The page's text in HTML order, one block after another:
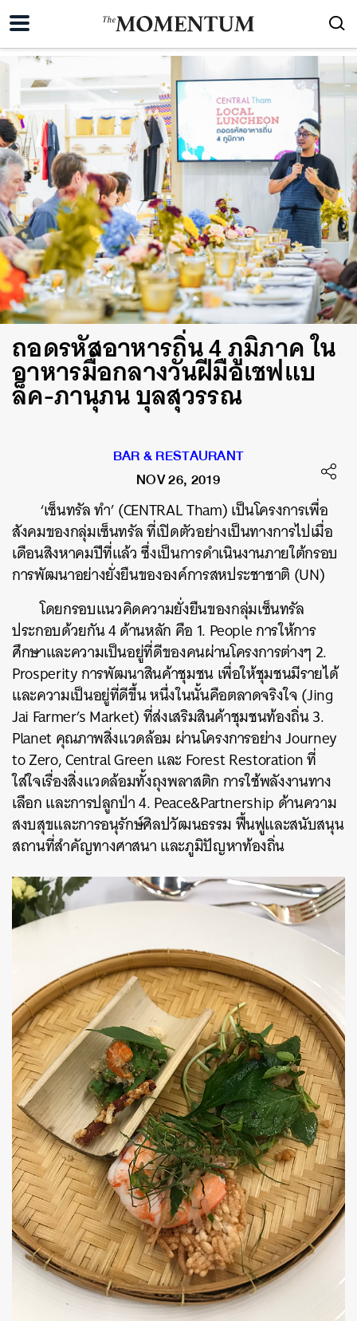
ถอดรหัสอาหารถิ่น 4 ภูมิภาค ใน
อาหารมื้อกลางวันฝีมือเชฟแบ
ล็ค-ภานุภน บุลสุวรรณ
BAR & RESTAURANT
NOV 26, 2019
‘เซ็นทรัล ทำ’ (CENTRAL Tham) เป็นโครงการเพื่อ
สังคมของกลุ่มเซ็นทรัล ที่เปิดตัวอย่างเป็นทางการไปเมื่อ
เดือนสิงหาคมปีที่แล้ว ซึ่งเป็นการดำเนินงานภายใต้กรอบ
การพัฒนาอย่างยั่งยืนขององค์การสหประชาชาติ (UN)
โดยกรอบแนวคิดความยั่งยืนของกลุ่มเซ็นทรัล
ประกอบด้วยกัน 4 ด้านหลัก คือ 1. People การให้การ
ศึกษาและความเป็นอยู่ที่ดีของคนผ่านโครงการต่างๆ 2.
Prosperity การพัฒนาสินค้าชุมชน เพื่อให้ชุมชนมีรายได้
และความเป็นอยู่ที่ดีขึ้น หนึ่งในนั้นคือตลาดจริงใจ (Jing
Jai Farmer’s Market) ที่ส่งเสริมสินค้าชุมชนท้องถิ่น 3.
Planet คุณภาพสิ่งแวดล้อม ผ่านโครงการอย่าง Journey
to Zero, Central Green และ Forest Restoration ที่
ใส่ใจเรื่องสิ่งแวดล้อมทั้งถุงพลาสติก การใช้พลังงานทาง
เลือก และการปลูกป่า 4. Peace&Partnership ด้านความ
สงบสุขและการอนุรักษ์ศิลปวัฒนธรรม ฟื้นฟูและสนับสนุน
สถานที่สำคัญทางศาสนา และภูมิปัญหาท้องถิ่น